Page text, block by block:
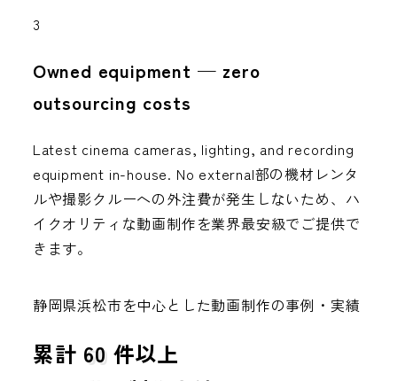
3
Owned equipment — zero
outsourcing costs
Latest cinema cameras, lighting, and recording
equipment in-house. No external部の機材レンタ
ルや撮影クルーへの外注費が発生しないため、ハ
イクオリティな動画制作を業界最安級でご提供で
きます。
静岡県浜松市を中心とした動画制作の事例・実績
累計 60 件以上